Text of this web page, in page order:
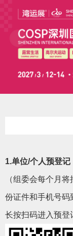
1.单位/个人预登记
（组委会每个月
份证件和手机号码
长按扫码进入预登